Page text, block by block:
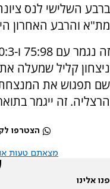
ברבע השלישי לנס
מת"א והרבע האחרון
ניצחון קליל שמעלה
שם תפגוש את המנצחת
הרצליה. זה ייגמר
הצטרפו
מצאתם טעות או
פנו אלינו